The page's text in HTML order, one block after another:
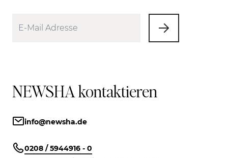
NEWSHA kontaktieren
info@newsha.de
0208 / 5944916 - 0